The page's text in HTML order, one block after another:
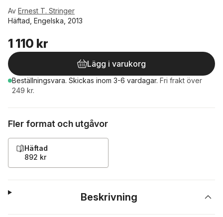
Av Ernest T. Stringer
Häftad, Engelska, 2013
1 110 kr
Lägg i varukorg
Beställningsvara. Skickas inom 3-6 vardagar. Fri frakt över
249 kr.
Fler format och utgåvor
Häftad
892 kr
Beskrivning